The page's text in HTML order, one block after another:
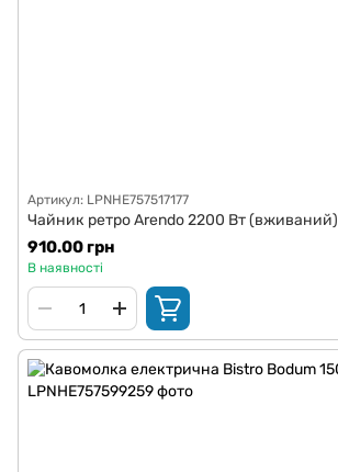
Артикул: LPNHE757517177
Чайник ретро Arendo 2200 Вт (вживаний)
910.00 грн
В наявності